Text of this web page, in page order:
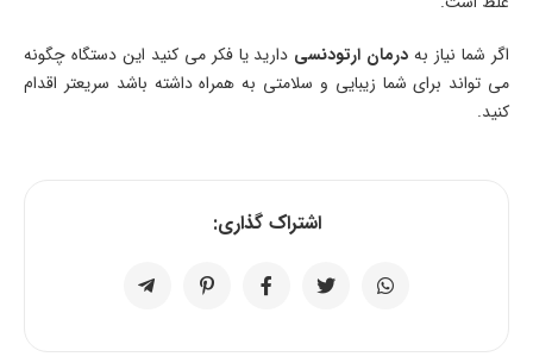
اگر شما نیاز به درمان ارتودنسی دارید یا فکر می کنید این دستگاه چگونه
می تواند برای شما زیبایی و سلامتی به همراه داشته باشد سریعتر اقدام
کنید.
اشتراک گذاری: